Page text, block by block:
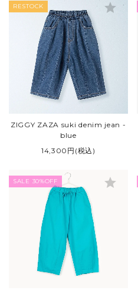
RESTOCK
ZIGGY ZAZA suki denim jean -
blue
14,300円(税込)
star
SALE 30%OFF star